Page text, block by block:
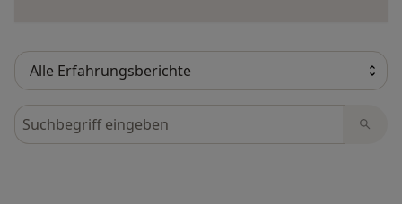
Bewertungen durchsuchen